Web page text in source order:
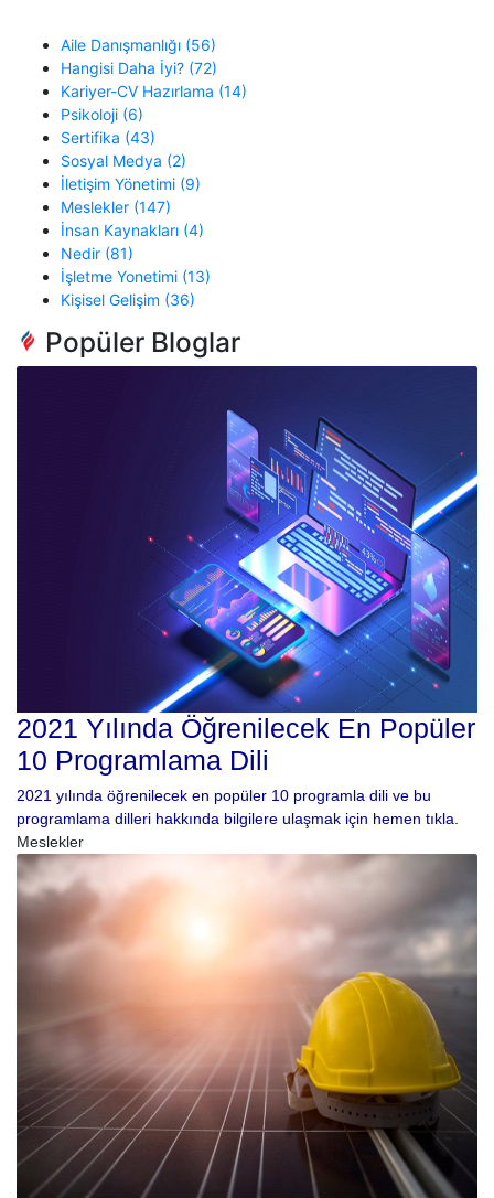
Aile Danışmanlığı (56)
Hangisi Daha İyi? (72)
Kariyer-CV Hazırlama (14)
Psikoloji (6)
Sertifika (43)
Sosyal Medya (2)
İletişim Yönetimi (9)
Meslekler (147)
İnsan Kaynakları (4)
Nedir (81)
İşletme Yonetimi (13)
Kişisel Gelişim (36)
Popüler Bloglar
2021 Yılında Öğrenilecek En Popüler
10 Programlama Dili
2021 yılında öğrenilecek en popüler 10 programla dili ve bu
programlama dilleri hakkında bilgilere ulaşmak için hemen tıkla.
Meslekler